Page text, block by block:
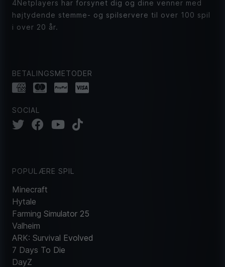
4Netplayers har forsynet dig og dine venner med
højtydende stemme- og spilservere til over 100 spil
i over 20 år.
BETALINGSMETODER
SOCIAL
POPULÆRE SPIL
Minecraft
Hytale
Farming Simulator 25
Valheim
ARK: Survival Evolved
7 Days To Die
DayZ